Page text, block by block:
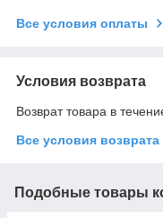
Все условия оплаты
Условия возврата
Возврат товара в
Все условия возврата
Подобные товары